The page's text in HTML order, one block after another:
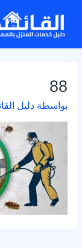
المحتوى
88
بواسطة دليل
navigation